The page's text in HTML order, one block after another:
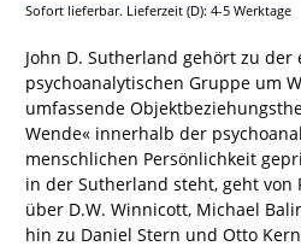
Sofort lieferbar. Lieferzeit (D): 4-5 Werktage
John D. Sutherland gehört zu der
psychoanalytischen Gruppe um
umfassende
Wende« innerhalb der
menschlichen Persönlichkeit
in der Sutherland steht, geht
über D.W. Winnicott, Michael
hin zu Daniel Stern und Otto